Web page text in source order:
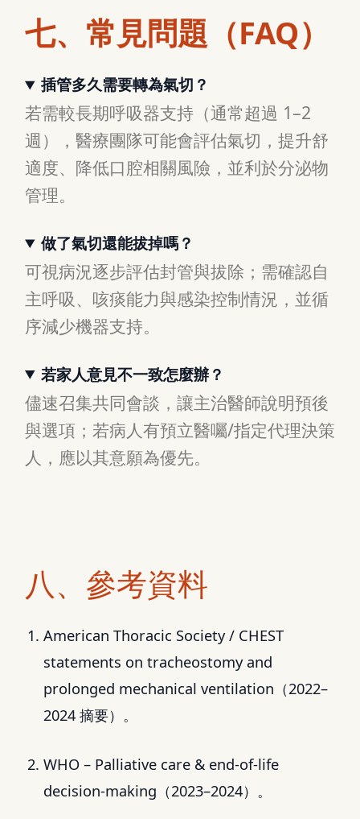
七、常見問題（FAQ）
插管多久需要轉為氣切？
若需較長期呼吸器支持（通常超過 1–2
週），醫療團隊可能會評估氣切，提升舒
適度、降低口腔相關風險，並利於分泌物
管理。
做了氣切還能拔掉嗎？
可視病況逐步評估封管與拔除；需確認自
主呼吸、咳痰能力與感染控制情況，並循
序減少機器支持。
若家人意見不一致怎麼辦？
儘速召集共同會談，讓主治醫師說明預後
與選項；若病人有預立醫囑/指定代理決策
人，應以其意願為優先。
八、參考資料
American Thoracic Society / CHEST
statements on tracheostomy and
prolonged mechanical ventilation（2022–
2024 摘要）。
WHO – Palliative care & end‑of‑life
decision‑making（2023–2024）。